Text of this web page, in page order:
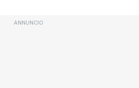
ANNUNCIO